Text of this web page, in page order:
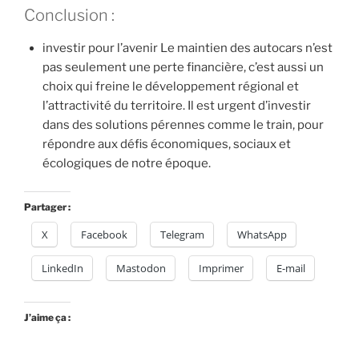
Conclusion :
investir pour l’avenir Le maintien des autocars n’est
pas seulement une perte financière, c’est aussi un
choix qui freine le développement régional et
l’attractivité du territoire. Il est urgent d’investir
dans des solutions pérennes comme le train, pour
répondre aux défis économiques, sociaux et
écologiques de notre époque.
Partager :
X Facebook Telegram WhatsApp
LinkedIn Mastodon Imprimer E-mail
J’aime ça :